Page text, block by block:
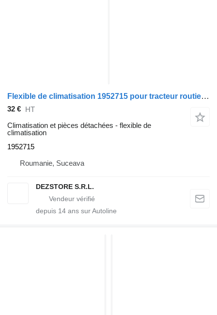
Flexible de climatisation 1952715 pour tracteur routier DAF CF
32 € HT
Climatisation et pièces détachées - flexible de
climatisation
1952715
Roumanie, Suceava
DEZSTORE S.R.L.
depuis 14 ans sur Autoline